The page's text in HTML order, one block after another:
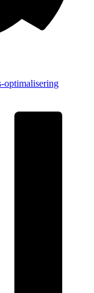
optimalisering